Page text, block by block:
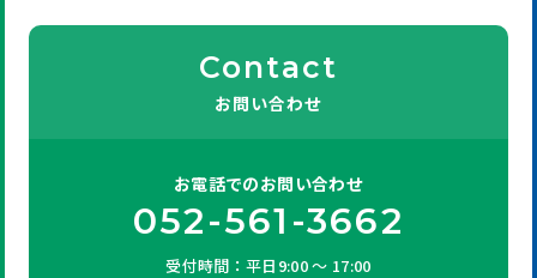
Contact
お問い合わせ
お電話でのお問い合わせ
052-561-3662
受付時間：平日9:00 ～ 17:00